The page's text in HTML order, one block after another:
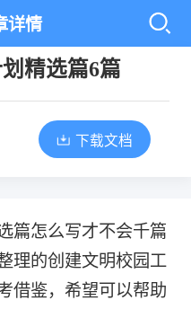
详情
精选篇6篇
下载文档
篇怎么写才不会千篇
理的创建文明校园工
借鉴，希望可以帮助